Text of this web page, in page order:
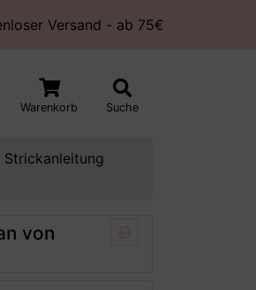
Versand - ab 75€
Warenkorb Suche
Strickanleitung
von